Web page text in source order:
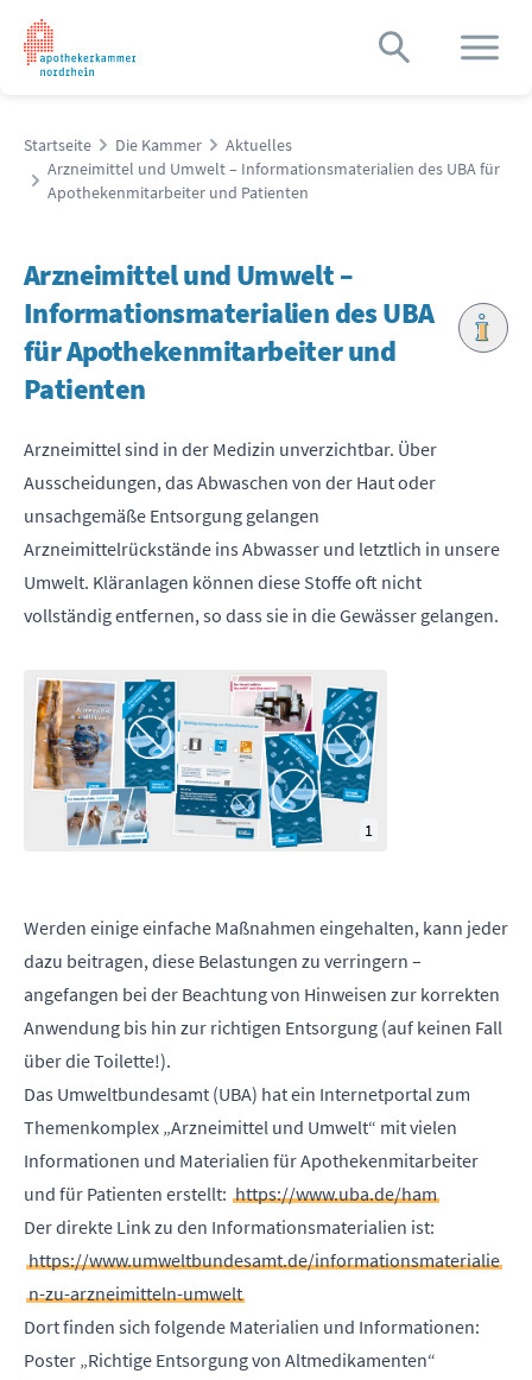
Startseite Die Kammer
Aktuelles
Arzneimittel und Umwelt – Informationsmaterialien des UBA für
Apothekenmitarbeiter und Patienten
Arzneimittel und Umwelt –
Informationsmaterialien des UBA
für Apothekenmitarbeiter und
Patienten
Arzneimittel sind in der Medizin unverzichtbar. Über
Ausscheidungen, das Abwaschen von der Haut oder
unsachgemäße Entsorgung gelangen
Arzneimittelrückstände ins Abwasser und letztlich in unsere
Umwelt. Kläranlagen können diese Stoffe oft nicht
vollständig entfernen, so dass sie in die Gewässer gelangen.
1
Werden einige einfache Maßnahmen eingehalten, kann jeder
dazu beitragen, diese Belastungen zu verringern –
angefangen bei der Beachtung von Hinweisen zur korrekten
Anwendung bis hin zur richtigen Entsorgung (auf keinen Fall
über die Toilette!).
Das Umweltbundesamt (UBA) hat ein Internetportal zum
Themenkomplex „Arzneimittel und Umwelt“ mit vielen
Informationen und Materialien für Apothekenmitarbeiter
und für Patienten erstellt: https://www.uba.de/ham
Der direkte Link zu den Informationsmaterialien ist:
https://www.umweltbundesamt.de/informationsmaterialie
n-zu-arzneimitteln-umwelt
Dort finden sich folgende Materialien und Informationen:
Poster „Richtige Entsorgung von Altmedikamenten“